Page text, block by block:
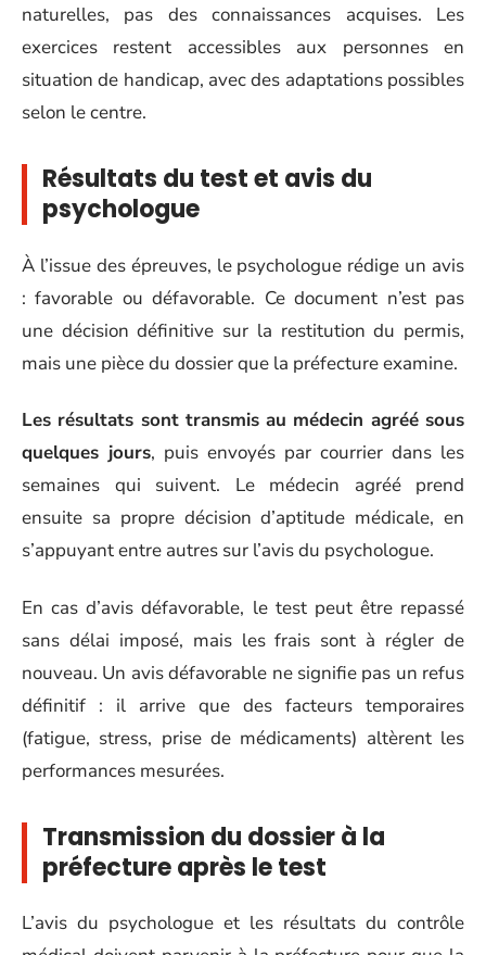
naturelles, pas des connaissances acquises. Les
exercices restent accessibles aux personnes en
situation de handicap, avec des adaptations possibles
selon le centre.
Résultats du test et avis du
psychologue
À l’issue des épreuves, le psychologue rédige un avis
: favorable ou défavorable. Ce document n’est pas
une décision définitive sur la restitution du permis,
mais une pièce du dossier que la préfecture examine.
Les résultats sont transmis au médecin agréé sous
quelques jours, puis envoyés par courrier dans les
semaines qui suivent. Le médecin agréé prend
ensuite sa propre décision d’aptitude médicale, en
s’appuyant entre autres sur l’avis du psychologue.
En cas d’avis défavorable, le test peut être repassé
sans délai imposé, mais les frais sont à régler de
nouveau. Un avis défavorable ne signifie pas un refus
définitif : il arrive que des facteurs temporaires
(fatigue, stress, prise de médicaments) altèrent les
performances mesurées.
Transmission du dossier à la
préfecture après le test
L’avis du psychologue et les résultats du contrôle